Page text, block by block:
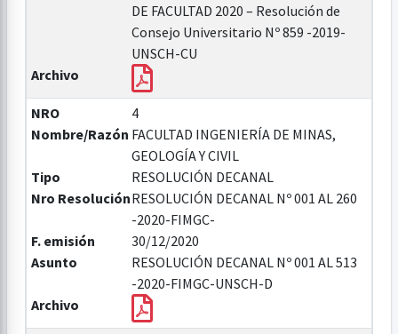
DE FACULTAD 2020 – Resolución de
Consejo Universitario Nº 859 -2019-
UNSCH-CU
Archivo
NRO
4
Nombre/Razón FACULTAD INGENIERÍA DE MINAS,
GEOLOGÍA Y CIVIL
Tipo
RESOLUCIÓN DECANAL
Nro ResoluciónRESOLUCIÓN DECANAL Nº 001 AL 260
-2020-FIMGC-
F. emisión
30/12/2020
Asunto
RESOLUCIÓN DECANAL Nº 001 AL 513
-2020-FIMGC-UNSCH-D
Archivo